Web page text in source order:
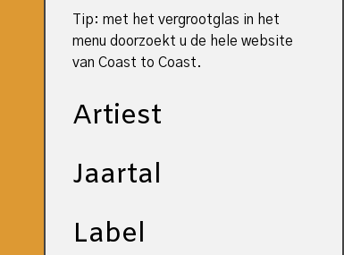
Tip: met het vergrootglas in het
menu doorzoekt u de hele website
van Coast to Coast.
Artiest
Jaartal
Label